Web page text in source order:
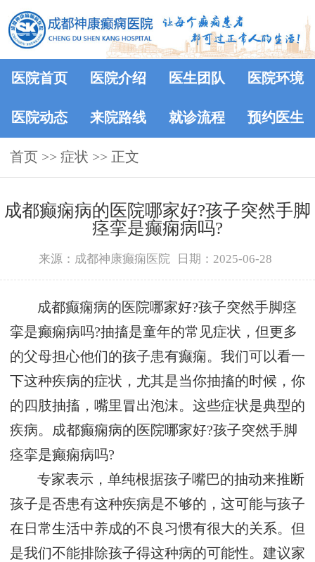
医院首页 医院介绍 医生团队 医院环境
医院动态 来院路线 就诊流程 预约医生
首页 >> 症状 >> 正文
成都癫痫病的医院哪家好?孩子突然手脚
痉挛是癫痫病吗?
来源：成都神康癫痫医院 日期：2025-06-28
成都癫痫病的医院哪家好?孩子突然手脚痉
挛是癫痫病吗?抽搐是童年的常见症状，但更多
的父母担心他们的孩子患有癫痫。我们可以看一
下这种疾病的症状，尤其是当你抽搐的时候，你
的四肢抽搐，嘴里冒出泡沫。这些症状是典型的
疾病。成都癫痫病的医院哪家好?孩子突然手脚
痉挛是癫痫病吗?
专家表示，单纯根据孩子嘴巴的抽动来推断
孩子是否患有这种疾病是不够的，这可能与孩子
在日常生活中养成的不良习惯有很大的关系。但
是我们不能排除孩子得这种病的可能性。建议家